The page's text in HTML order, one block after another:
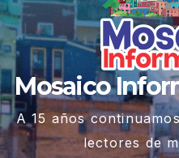
Mosaico
A 15 años
lectores de